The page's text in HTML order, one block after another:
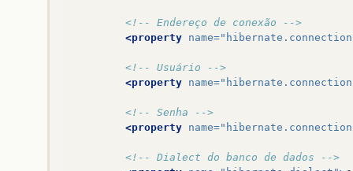
<!-- Endereço de conexão -->
<property name=
<!-- Usuário -->
<property name=
<!-- Senha -->
<property name=
<!-- Dialect do banco de dados -->